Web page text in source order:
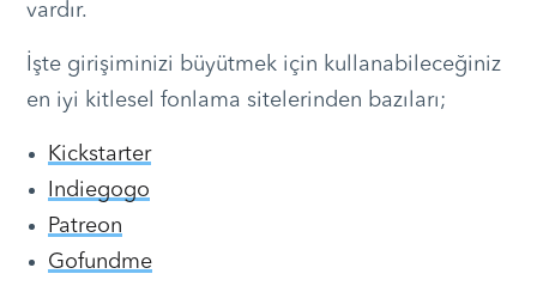
vardır.
İşte girişiminizi büyütmek için kullanabileceğiniz
en iyi kitlesel fonlama sitelerinden bazıları;
Kickstarter
Indiegogo
Patreon
Gofundme